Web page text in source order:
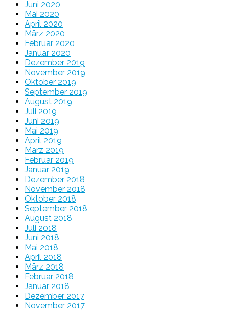
Juni 2020
Mai 2020
April 2020
März 2020
Februar 2020
Januar 2020
Dezember 2019
November 2019
Oktober 2019
September 2019
August 2019
Juli 2019
Juni 2019
Mai 2019
April 2019
März 2019
Februar 2019
Januar 2019
Dezember 2018
November 2018
Oktober 2018
September 2018
August 2018
Juli 2018
Juni 2018
Mai 2018
April 2018
März 2018
Februar 2018
Januar 2018
Dezember 2017
November 2017